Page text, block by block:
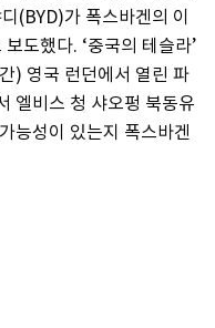
(BYD)가 폭스바겐의 이
도했다. ‘중국의 테슬라’
) 영국 런던에서 열린 파
엘비스 청 샤오펑 북동유
능성이 있는지 폭스바겐